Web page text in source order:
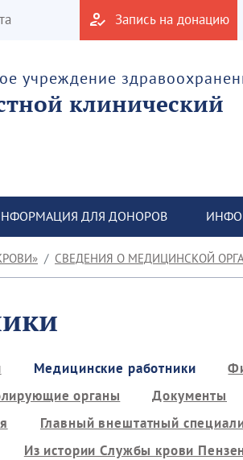
Запись на донацию
учреждение
клинический
ДЛЯ ДОНОРОВ
СВЕДЕНИЯ О МЕДИЦИНСКОЙ
Медицинские работники
органы Документы
Главный внештатный
Из истории Службы крови